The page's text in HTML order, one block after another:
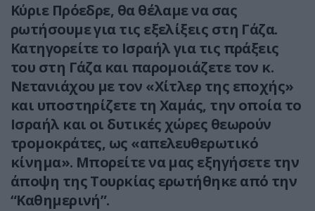
Κύριε Πρόεδρε, θα θέλαμε να σας
ρωτήσουμε για τις εξελίξεις στη Γάζα.
Κατηγορείτε το Ισραήλ για τις πράξεις
του στη Γάζα και παρομοιάζετε τον κ.
Νετανιάχου με τον «Χίτλερ της εποχής»
και υποστηρίζετε τη Χαμάς, την οποία το
Ισραήλ και οι δυτικές χώρες θεωρούν
τρομοκράτες, ως «απελευθερωτικό
κίνημα». Μπορείτε να μας εξηγήσετε την
άποψη της Τουρκίας ερωτήθηκε από την
“Καθημερινή”.